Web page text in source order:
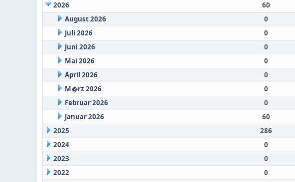
2026
60
August 2026
0
Juli 2026
0
Juni 2026
0
Mai 2026
0
April 2026
0
M�rz 2026
0
Februar 2026
0
Januar 2026
60
2025
286
2024
0
2023
0
2022
0